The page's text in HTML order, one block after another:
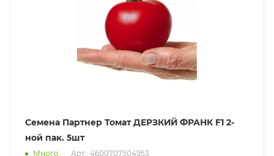
Семена Партнер Томат ДЕРЗКИЙ ФРАНК F1 2-
ной пак. 5шт
Много Арт.: 4600707504953